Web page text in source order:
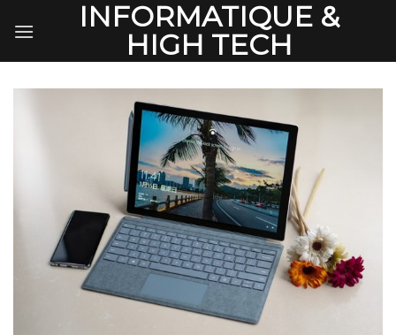
INFORMATIQUE &
HIGH TECH